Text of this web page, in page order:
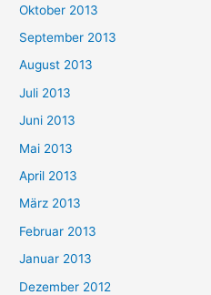
Oktober 2013
September 2013
August 2013
Juli 2013
Juni 2013
Mai 2013
April 2013
März 2013
Februar 2013
Januar 2013
Dezember 2012